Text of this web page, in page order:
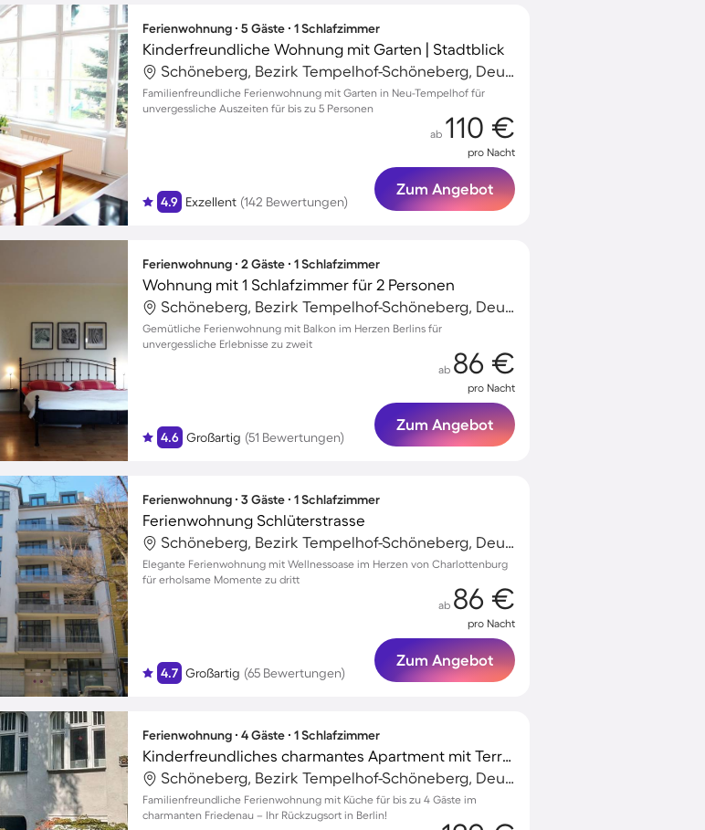
Ferienwohnung ∙ 5 Gäste ∙ 1 Schlafzimmer
Kinderfreundliche Wohnung mit Garten | Stadtblick
Schöneberg, Bezirk Tempelhof-Schöneberg, Deutschland
Familienfreundliche Ferienwohnung mit Garten in Neu-Tempelhof für
unvergessliche Auszeiten für bis zu 5 Personen
4.9 Exzellent (142 Bewertungen)
ab 110 €
pro Nacht
Zum Angebot
Ferienwohnung ∙ 2 Gäste ∙ 1 Schlafzimmer
Wohnung mit 1 Schlafzimmer für 2 Personen
Schöneberg, Bezirk Tempelhof-Schöneberg, Deutschland
Gemütliche Ferienwohnung mit Balkon im Herzen Berlins für
unvergessliche Erlebnisse zu zweit
4.6 Großartig (51 Bewertungen)
ab 86 €
pro Nacht
Zum Angebot
Ferienwohnung ∙ 3 Gäste ∙ 1 Schlafzimmer
Ferienwohnung Schlüterstrasse
Schöneberg, Bezirk Tempelhof-Schöneberg, Deutschland
Elegante Ferienwohnung mit Wellnessoase im Herzen von Charlottenburg
für erholsame Momente zu dritt
4.7 Großartig (65 Bewertungen)
ab 86 €
pro Nacht
Zum Angebot
Ferienwohnung ∙ 4 Gäste ∙ 1 Schlafzimmer
Kinderfreundliches charmantes Apartment mit Terrasse
Schöneberg, Bezirk Tempelhof-Schöneberg, Deutschland
Familienfreundliche Ferienwohnung mit Küche für bis zu 4 Gäste im
charmanten Friedenau – Ihr Rückzugsort in Berlin!